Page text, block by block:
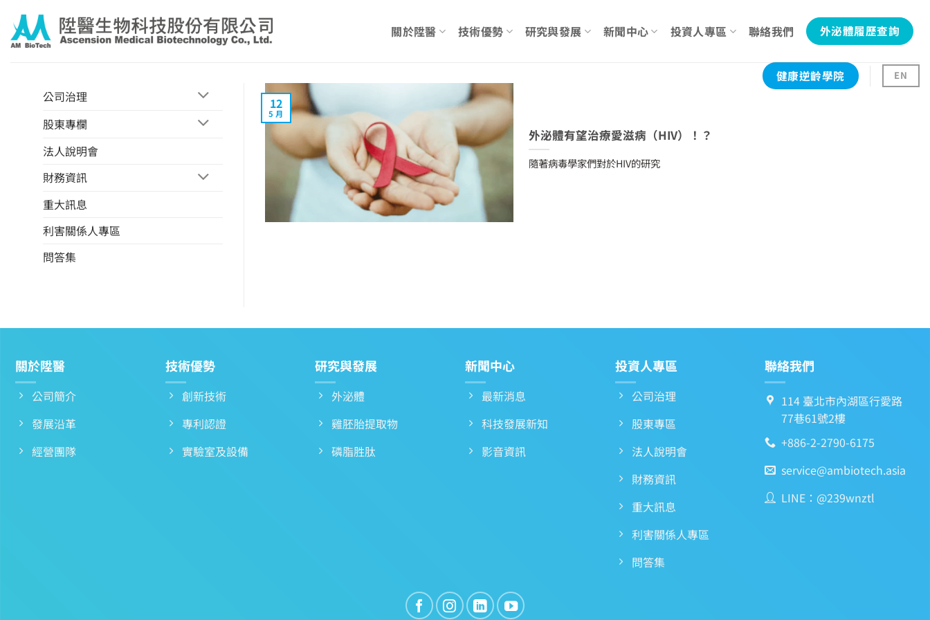
content
關於陞醫 技術優勢 研究與發展 新聞中心 投資人專區 聯絡我們 外泌體履歷查詢
健康逆齡學院 EN
公司治理
股東專欄
法人說明會
財務資訊
重大訊息
利害關係人專區
問答集
外泌體有望治療愛滋病（HIV）！？
隨著病毒學家們對於HIV的研究
12
5 月
關於陞醫
公司簡介
發展沿革
經營團隊
技術優勢
創新技術
專利認證
實驗室及設備
研究與發展
外泌體
雞胚胎提取物
磷脂胜肽
新聞中心
最新消息
科技發展新知
影音資訊
投資人專區
公司治理
股東專區
法人說明會
財務資訊
重大訊息
利害關係人專區
問答集
聯絡我們
114 臺北市內湖區行愛路
77巷61號2樓
+886-2-2790-6175
service@ambiotech.asia
LINE：@239wnztl